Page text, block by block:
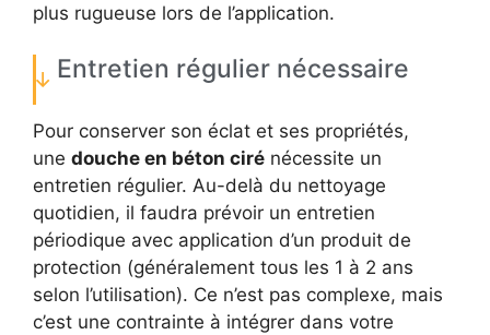
plus rugueuse lors de l’application.
Entretien régulier nécessaire
Pour conserver son éclat et ses propriétés,
une douche en béton ciré nécessite un
entretien régulier. Au-delà du nettoyage
quotidien, il faudra prévoir un entretien
périodique avec application d’un produit de
protection (généralement tous les 1 à 2 ans
selon l’utilisation). Ce n’est pas complexe, mais
c’est une contrainte à intégrer dans votre